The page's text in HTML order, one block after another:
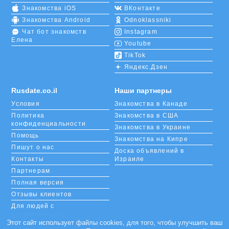
Rusdate.co.il
Условия
Политика
конфиденциальности
Помощь
Пишут о нас
Контакты
Партнерам
Полная версия
Отзывы клиентов
Для людей с
возможностями
Знакомства iOS
Знакомства Android
Чат бот знакомств
Елена
ВКонтакте
Odnoklassniki
Instagram
Youtube
TikTok
Яндекс.Дзен
Наши партнеры
Знакомства в Канаде
Знакомства в США
Знакомства в Украине
Знакомства на Кипре
Доска объявлений в
Израиле
Этот сайт использует файлы cookies, для того, чтобы улучшить ваш